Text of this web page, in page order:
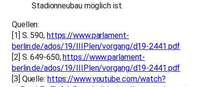
BÜNDNIS